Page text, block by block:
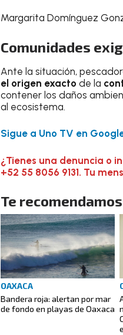
Margarita Domínguez
Comunidades
Ante la situación,
el origen exacto de la
contener los daños
al ecosistema.
Sigue a Uno TV en
¿Tienes una denuncia o
+52 55 8056 9131. Tu
Te
OAXACA
Bandera roja: alertan por mar
de fondo en playas de Oaxaca